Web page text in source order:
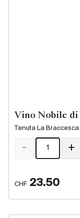
Vino Nobile
Tenuta La Braccesca
CHF 23.50
- +